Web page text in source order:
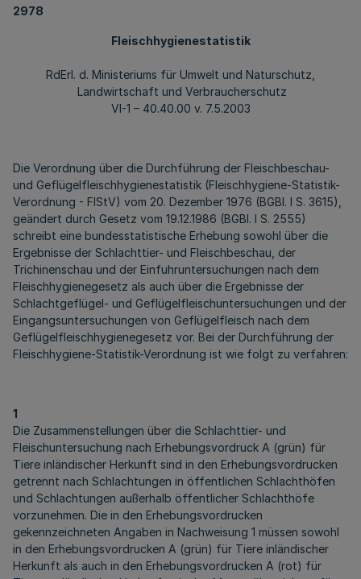
2978
Fleischhygienestatistik
RdErl. d. Ministeriums für Umwelt und Naturschutz,
Landwirtschaft und Verbraucherschutz
VI-1 – 40.40.00 v. 7.5.2003
Die Verordnung über die Durchführung der Fleischbeschau-
und Geflügelfleischhygienestatistik (Fleischhygiene-Statistik-
Verordnung - FIStV) vom 20. Dezember 1976 (BGBl. I S. 3615),
geändert durch Gesetz vom 19.12.1986 (BGBl. I S. 2555)
schreibt eine bundesstatistische Erhebung sowohl über die
Ergebnisse der Schlachttier- und Fleischbeschau, der
Trichinenschau und der Einfuhruntersuchungen nach dem
Fleischhygienegesetz als auch über die Ergebnisse der
Schlachtgeflügel- und Geflügelfleischuntersuchungen und der
Eingangsuntersuchungen von Geflügelfleisch nach dem
Geflügelfleischhygienegesetz vor. Bei der Durchführung der
Fleischhygiene-Statistik-Verordnung ist wie folgt zu verfahren:
1
Die Zusammenstellungen über die Schlachttier- und
Fleischuntersuchung nach Erhebungsvordruck A (grün) für
Tiere inländischer Herkunft sind in den Erhebungsvordrucken
getrennt nach Schlachtungen in öffentlichen Schlachthöfen
und Schlachtungen außerhalb öffentlicher Schlachthöfe
vorzunehmen. Die in den Erhebungsvordrucken
gekennzeichneten Angaben in Nachweisung 1 müssen sowohl
in den Erhebungsvordrucken A (grün) für Tiere inländischer
Herkunft als auch in den Erhebungsvordrucken A (rot) für